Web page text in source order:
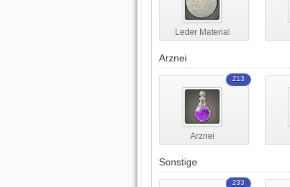
Leder Material
Arznei
Arznei
213
Sonstige
233